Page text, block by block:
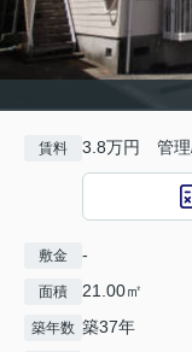
賃料 3.8万円 管理
敷金 -
面積 21.00㎡
築年数 築37年